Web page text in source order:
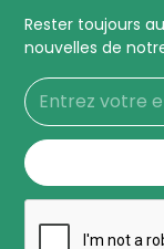
Rester toujours
nouvelles de